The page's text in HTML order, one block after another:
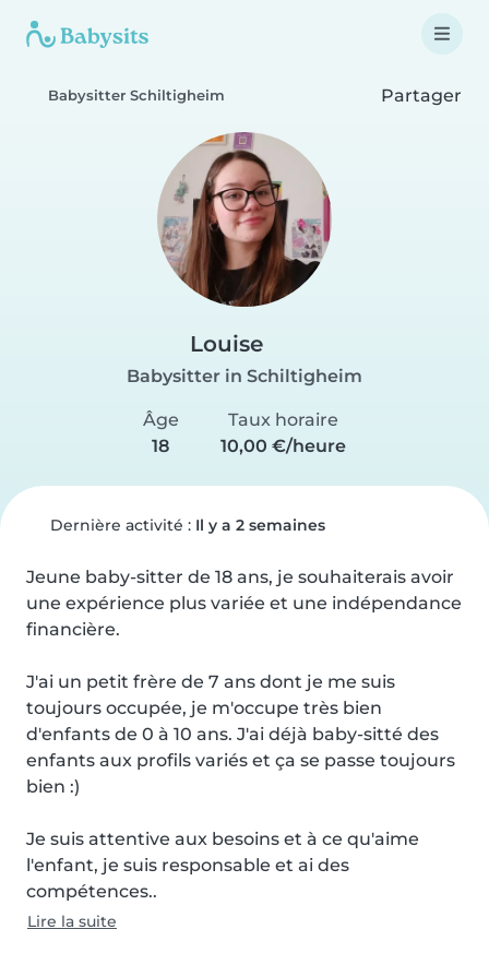
Babysitter Schiltigheim Partager
Louise
Babysitter in Schiltigheim
Âge
18
Taux horaire
10,00 €/heure
Dernière activité : Il y a 2 semaines
Jeune baby-sitter de 18 ans, je souhaiterais avoir
une expérience plus variée et une indépendance
financière.
J'ai un petit frère de 7 ans dont je me suis
toujours occupée, je m'occupe très bien
d'enfants de 0 à 10 ans. J'ai déjà baby-sitté des
enfants aux profils variés et ça se passe toujours
bien :)
Je suis attentive aux besoins et à ce qu'aime
l'enfant, je suis responsable et ai des
compétences..
Lire la suite